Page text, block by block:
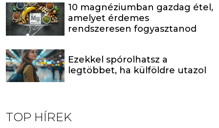
10 magnéziumban gazdag étel,
amelyet érdemes
rendszeresen fogyasztanod
Ezekkel spórolhatsz a
legtöbbet, ha külföldre utazol
TOP HÍREK